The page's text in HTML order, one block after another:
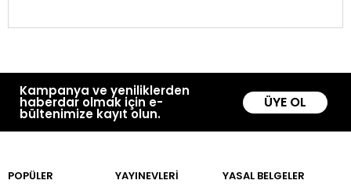
Kampanya ve yeniliklerden
haberdar olmak için e-
bültenimize kayıt olun.
ÜYE OL
POPÜLER YAYINEVLERİ YASAL BELGELER